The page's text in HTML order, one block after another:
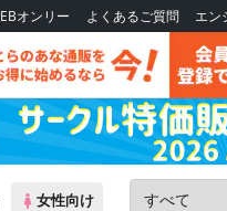
オンリー よくあるご質問 エン
女性向け